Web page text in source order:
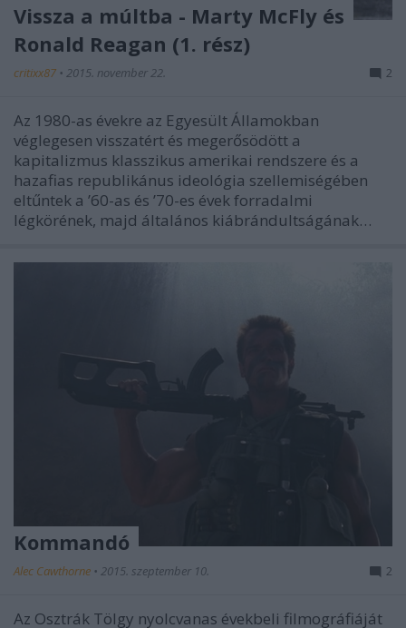
Vissza a múltba - Marty McFly és
Ronald Reagan (1. rész)
critixx87 • 2015. november 22. 2
Az 1980-as évekre az Egyesült Államokban
véglegesen visszatért és megerősödött a
kapitalizmus klasszikus amerikai rendszere és a
hazafias republikánus ideológia szellemiségében
eltűntek a ’60-as és ’70-es évek forradalmi
légkörének, majd általános kiábrándultságának…
Kommandó
Alec Cawthorne • 2015. szeptember 10. 2
Az Osztrák Tölgy nyolcvanas évekbeli filmográfiáját